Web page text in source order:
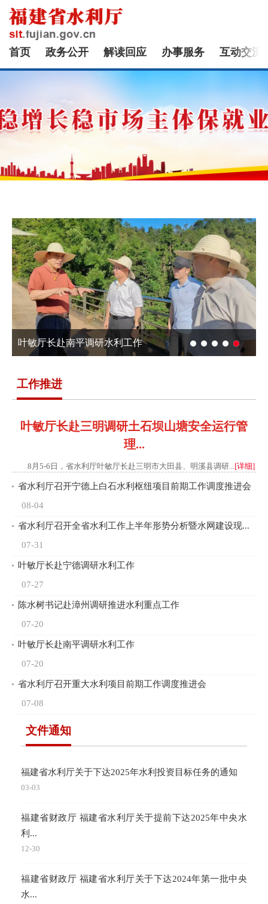
首页 政务公开 解读回应 办事服务 互动交流
管理等工作
析暨水...
叶敏厅长赴南平调研水利工作
工作推进
叶敏厅长赴三明调研土石坝山塘安全运行管
理...
8月5-6日，省水利厅叶敏厅长赴三明市大田县、明溪县调研... [详细]
08-04
省水利厅召开宁德上白石水利枢纽项目前期工作调度推进会
07-31
省水利厅召开全省水利工作上半年形势分析暨水网建设现...
07-27
叶敏厅长赴宁德调研水利工作
07-20
陈水树书记赴漳州调研推进水利重点工作
07-20
叶敏厅长赴南平调研水利工作
07-08
省水利厅召开重大水利项目前期工作调度推进会
文件通知
福建省水利厅关于下达2025年水利投资目标任务的通知
03-03
福建省财政厅 福建省水利厅关于提前下达2025年中央水
利...
12-30
福建省财政厅 福建省水利厅关于下达2024年第一批中央
水...